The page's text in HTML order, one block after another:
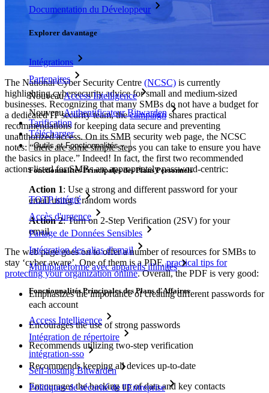
Documentation du Développeur
Explorer davantage
Intégrations
Partenaires
NouveauAccess Intelligence
NouveauAuthentificateur Bitwarden
Tarification
Télécharger
Outils et Fonctionnalités
Fonctionnalités Principales des Plans Personnels
TOTP intégré
Accès d'urgence
Partage de Données Sensibles
Intégration des alias d'email
Multiplateforme avec appareils illimités
Fonctionnalités Principales des Plans d'Affaires
Access Intelligence
Intégration de répertoire
intégration-sso
Self-hosting Bitwarden
Politiques de sécurité de l'Entreprise
The National Cyber Security Centre (NCSC) is currently
highlighting cybersecurity advice for small and medium-sized
businesses. Recognizing that many SMBs do not have a budget for
a dedicated IT security team, thecampaignshares practical
recommendations for keeping data secure and preventing
unauthorized access. On its SMB security web page, the NCSC
notes: “there are some simple steps you can take to ensure you have
the basics in place.” Indeed! In fact, the first two recommended
actions listed for SMBs are appropriately password-centric:
Action 1: Use a strong and different password for your
email using 3 random words
Action 2: Turn on 2-Step Verification (2SV) for your
email
The web page goes on to offer a number of resources for SMBs to
stay ‘cyber aware’. One of them is a PDF,practical tips for
protecting your organization online. Overall, the PDF is very good:
Emphasizes the importance of creating different passwords for
each account
Encourages the use of strong passwords
Recommends utilizing two-step verification
Recommends keeping all devices up-to-date
Encourages the backing up of data and key contacts